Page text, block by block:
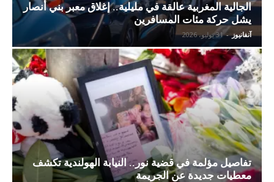
الجالية المغربية عالقة في مليلية.. إغلاق معبر بني أنصار
يشل حركة مئات المسافرين
آنفانيوز - 31 يوليو، 2026
تفاصيل مؤلمة في قضية نور.. النيابة الهولندية تكشف
معطيات جديدة عن الجريمة